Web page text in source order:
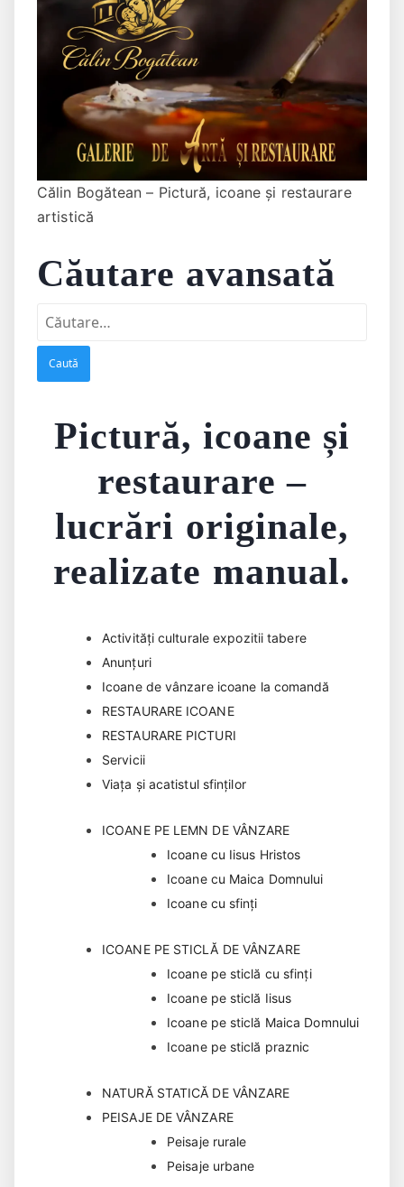
Călin Bogătean – Pictură, icoane și restaurare
artistică
Căutare avansată
Caută
Pictură, icoane și
restaurare –
lucrări originale,
realizate manual.
Activități culturale expozitii tabere
Anunțuri
Icoane de vânzare icoane la comandă
RESTAURARE ICOANE
RESTAURARE PICTURI
Servicii
Viața și acatistul sfinților
ICOANE PE LEMN DE VÂNZARE
Icoane cu Iisus Hristos
Icoane cu Maica Domnului
Icoane cu sfinți
ICOANE PE STICLĂ DE VÂNZARE
Icoane pe sticlă cu sfinți
Icoane pe sticlă Iisus
Icoane pe sticlă Maica Domnului
Icoane pe sticlă praznic
NATURĂ STATICĂ DE VÂNZARE
PEISAJE DE VÂNZARE
Peisaje rurale
Peisaje urbane